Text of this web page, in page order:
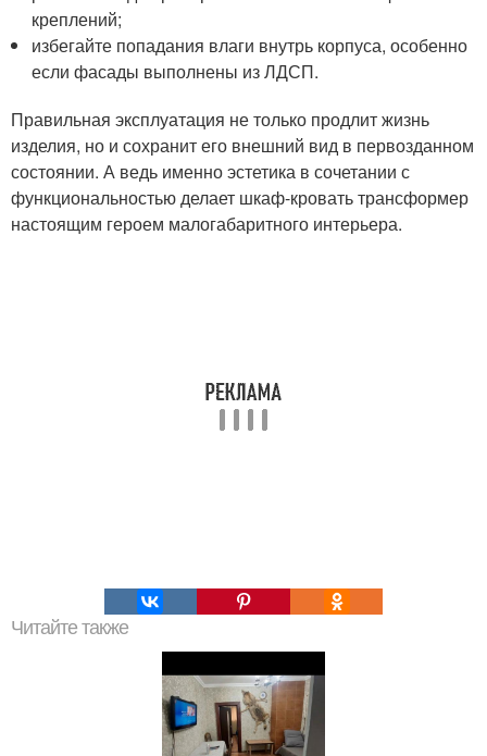
креплений;
избегайте попадания влаги внутрь корпуса, особенно
если фасады выполнены из ЛДСП.
Правильная эксплуатация не только продлит жизнь
изделия, но и сохранит его внешний вид в первозданном
состоянии. А ведь именно эстетика в сочетании с
функциональностью делает шкаф-кровать трансформер
настоящим героем малогабаритного интерьера.
Читайте также